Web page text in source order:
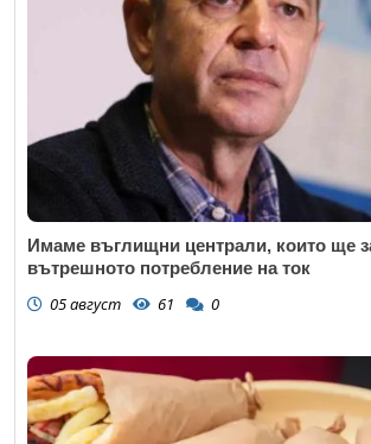
Имаме въглищни централи, които ще
вътрешното потребление на ток
05 август 61 0